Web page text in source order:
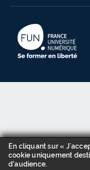
En cliquant sur «
cookie uniquement
d’audience.